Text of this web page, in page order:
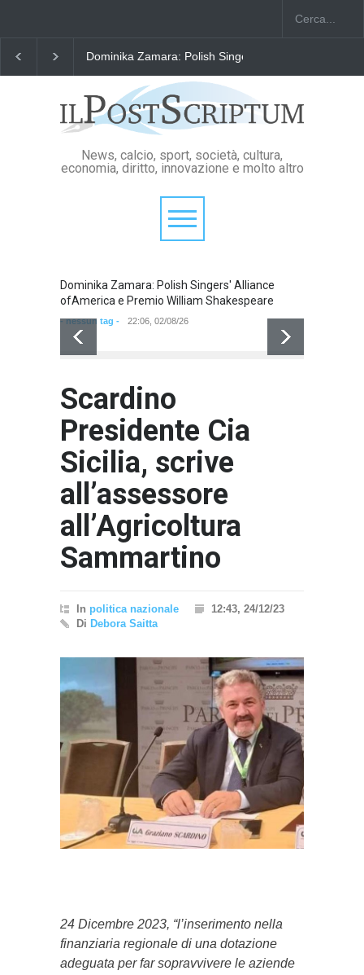
Shakespeare "Il Passaporto di Fausto Angelo Coppi" il
News, calcio, sport, società, cultura,
economia, diritto, innovazione e molto altro
Dominika Zamara: Polish Singers' Alliance
ofAmerica e Premio William Shakespeare
- nessun tag - 22:06, 02/08/26
Scardino
Presidente Cia
Sicilia, scrive
all’assessore
all’Agricoltura
Sammartino
In politica nazionale
12:43, 24/12/23
Di Debora Saitta
24 Dicembre 2023, “l’inserimento nella
finanziaria regionale di una dotazione
adeguata per far sopravvivere le aziende